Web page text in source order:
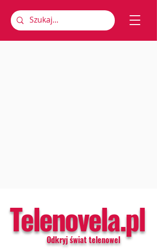
Telenovela.pl
Odkryj świat telenowel